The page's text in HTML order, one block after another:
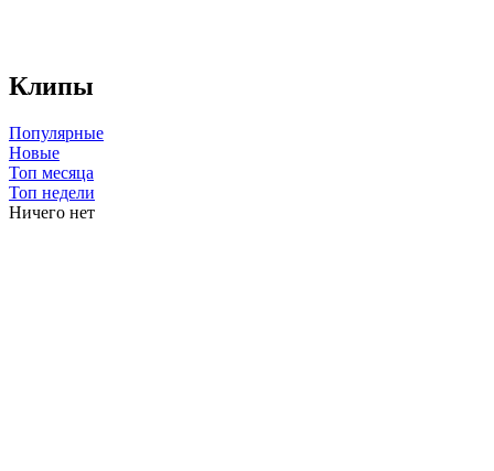
Клипы
Популярные
Новые
Топ месяца
Топ недели
Ничего нет